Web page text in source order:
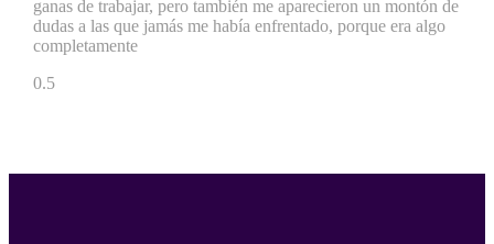
ganas de trabajar, pero también me aparecieron un montón de
dudas a las que jamás me había enfrentado, porque era algo
completamente